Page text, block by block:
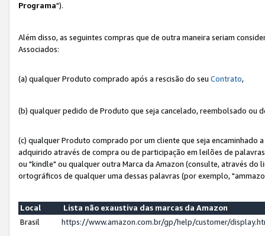
Programa").
Além disso, as seguintes compras que de outra maneira seriam
Associados:
(a) qualquer Produto comprado após a rescisão do seu Contrato,
(b) qualquer pedido de Produto que seja cancelado, reembolsado ou
(c) qualquer Produto comprado por um cliente que seja encaminhado
adquirido através de compra ou de participação em leilões de
ou "kindle" ou qualquer outra Marca da Amazon (consulte, através do
ortográficos de qualquer uma dessas palavras (por exemplo,
Local
Lista não exaustiva das marcas da Amazon
Brasil
https://www.amazon.com.br/gp/help/customer/